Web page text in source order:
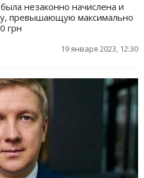
незаконно начислена и
превышающую максимально
грн
19 января 2023, 12:30